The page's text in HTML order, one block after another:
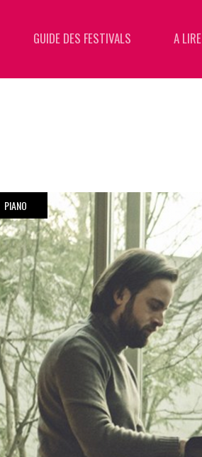
GUIDE DES FESTIVALS A LIRE
PIANO